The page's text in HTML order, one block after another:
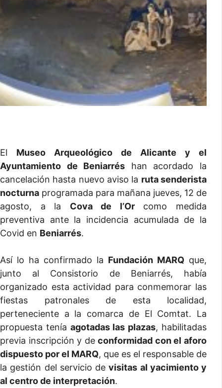
El Museo Arqueológico de Alicante y el
Ayuntamiento de Beniarrés han acordado la
cancelación hasta nuevo aviso la ruta senderista
nocturna programada para mañana jueves, 12 de
agosto, a la Cova de l’Orcomo medida
preventiva ante la incidencia acumulada de la
Covid en Beniarrés.
Así lo ha confirmado la Fundación MARQ que,
junto al Consistorio de Beniarrés, había
organizado esta actividad para conmemorar las
fiestas patronales de esta localidad,
perteneciente a la comarca de El Comtat. La
propuesta tenía agotadas las plazas, habilitadas
previa inscripción y deconformidad con el aforo
dispuesto por el MARQ, que es el responsable de
la gestión del servicio devisitas al yacimiento y
al centro de interpretación.